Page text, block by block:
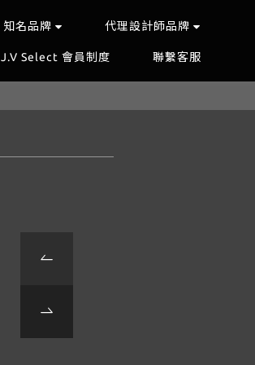
知名品牌 代理設計師品牌
J.V Select 會員制度 聯繫客服